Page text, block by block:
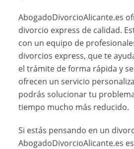
AbogadoDivorcioAlicante.es
divorcio express de calidad.
con un equipo de
divorcios express, que te
el trámite de forma rápida y
ofrecen un servicio
podrás solucionar tu
tiempo mucho más reducido.
Si estás pensando en un
AbogadoDivorcioAlicante.es